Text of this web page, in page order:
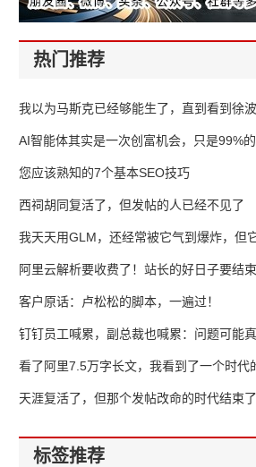
热门推荐
我以为马斯克已经够能生了，直到看到
AI智能体其实是一次创富机会，只是99%
错过了
您应该熟知的7个基本SEO技巧
西祠胡同复活了，但发帖的人已经不见了
我天天用GLM，还经常被它气到爆炸，但
16万亿
阿里云解析要收费了！站长的好日子要结
客户原话：卢松松的脚本，一遍过！
钉钉员工喊累，副总裁也喊累：问题可能
了
看了阿里7.5万字长文，我看到了一个时代
天涯复活了，但那个发帖改命的时代结束了
标签推荐